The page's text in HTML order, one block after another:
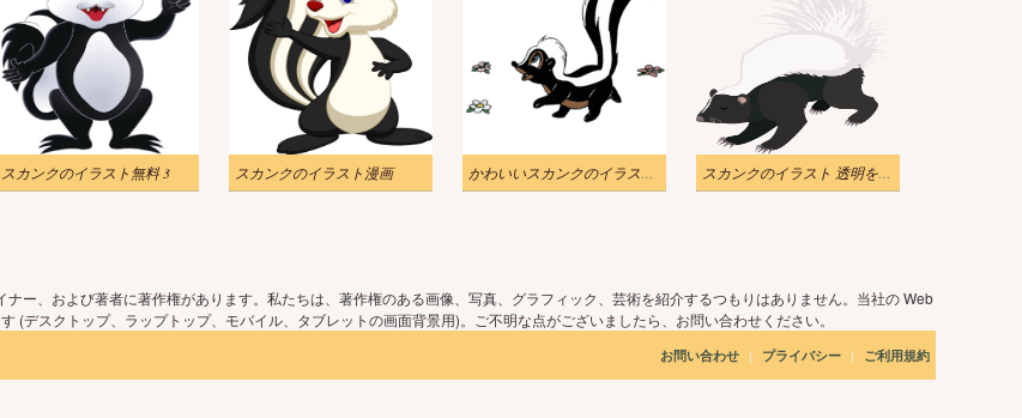
スカンクのイラスト無料 3 スカンクのイラスト漫画 かわいいスカンクのイラスト画像 2 スカンクのイラスト 透明をダウンロード
ー、および著者に著作権があります。私たちは、著作権のある画像、写真、グラフィック、芸術を紹介するつもりはありません。当社の Web
デスクトップ、ラップトップ、モバイル、タブレットの画面背景用)。ご不明な点がございましたら、お問い合わせください。
お問い合わせ | プライバシー | ご利用規約